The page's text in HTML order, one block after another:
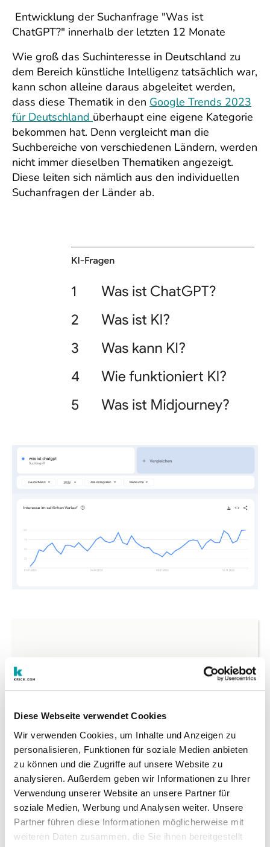
Diese Webseite verwendet Cookies
Wir verwenden Cookies, um Inhalte und Anzeigen zu
personalisieren, Funktionen für soziale Medien anbieten
zu können und die Zugriffe auf unsere Website zu
analysieren. Außerdem geben wir Informationen zu Ihrer
Verwendung unserer Website an unsere Partner für
soziale Medien, Werbung und Analysen weiter. Unsere
Partner führen diese Informationen möglicherweise mit
weiteren Daten zusammen, die Sie ihnen bereitgestellt
Entwicklung der Suchanfrage "Was ist
ChatGPT?" innerhalb der letzten 12 Monate
Wie groß das Suchinteresse in Deutschland zu
dem Bereich künstliche Intelligenz tatsächlich war,
kann schon alleine daraus abgeleitet werden,
dass diese Thematik in den Google Trends 2023
für Deutschland überhaupt eine eigene Kategorie
bekommen hat. Denn vergleicht man die
Suchbereiche von verschiedenen Ländern, werden
nicht immer dieselben Thematiken angezeigt.
Diese leiten sich nämlich aus den individuellen
Suchanfragen der Länder ab.
Damit Sie diesen Inhalt anzeigen können,
akzeptieren Sie bitte Marketing-Cookies